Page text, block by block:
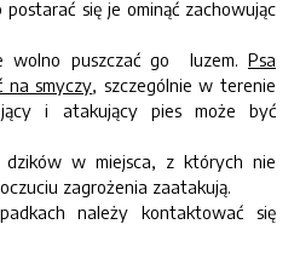
się je ominąć zachowując
wolno puszczać go luzem. Psa
na smyczy, szczególnie w terenie
i atakujący pies może być
dzików w miejsca, z których nie
zagrożenia zaatakują.
należy kontaktować się